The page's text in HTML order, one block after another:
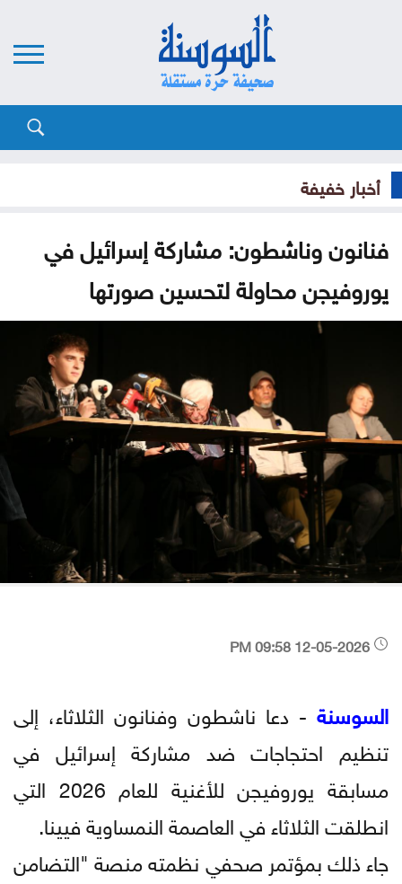
أخبار خفيفة
فنانون وناشطون: مشاركة إسرائيل في
يوروفيجن محاولة لتحسين صورتها
السوسنة - دعا ناشطون وفنانون الثلاثاء، إلى
تنظيم احتجاجات ضد مشاركة إسرائيل في
مسابقة يوروفيجن للأغنية للعام 2026 التي
انطلقت الثلاثاء في العاصمة النمساوية فيينا.
جاء ذلك بمؤتمر صحفي نظمته منصة "التضامن